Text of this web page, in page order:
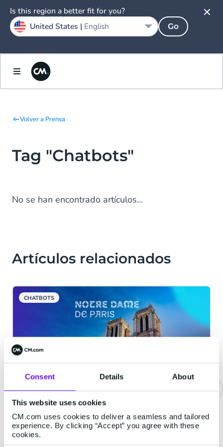
Consent Details About
This website uses cookies
CM.com uses cookies to deliver a seamless and tailored
experience. By clicking “Accept” you agree with these
cookies.
Volver a Prensa
Tag "Chatbots"
No se han encontrado artículos...
Artículos relacionados
CHATBOTS
La catedral de Notre-Dame
implementa una solución de
ticketing digital para su
Is this region a better fit for you?
United States | English Go